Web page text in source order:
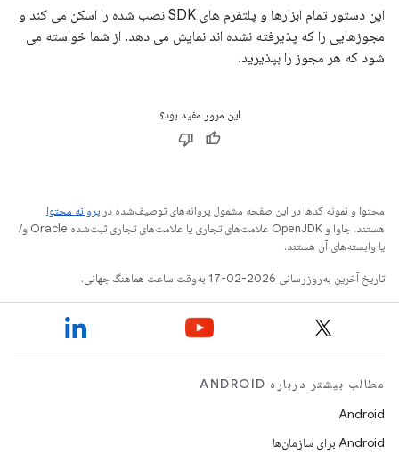
این دستور تمام ابزارها و پلتفرم های SDK نصب شده را اسکن می کند و
مجوزهایی را که پذیرفته نشده اند نمایش می دهد. از شما خواسته می
شود که هر مجوز را بپذیرید.
این مرور مفید بود؟
محتوا و نمونه کدها در این صفحه مشمول پروانه‌های توصیف‌شده در پروانه محتوا
هستند. جاوا و OpenJDK علامت‌های تجاری یا علامت‌های تجاری ثبت‌شده Oracle و/
یا وابسته‌های آن هستند.
تاریخ آخرین به‌روزرسانی 2026-02-17 به‌وقت ساعت هماهنگ جهانی.
مطالب بیشتر درباره ANDROID
Android
Android برای سازمان‌ها